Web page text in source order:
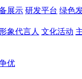
展示 研发平台 绿色
象代言人 文化活动
优